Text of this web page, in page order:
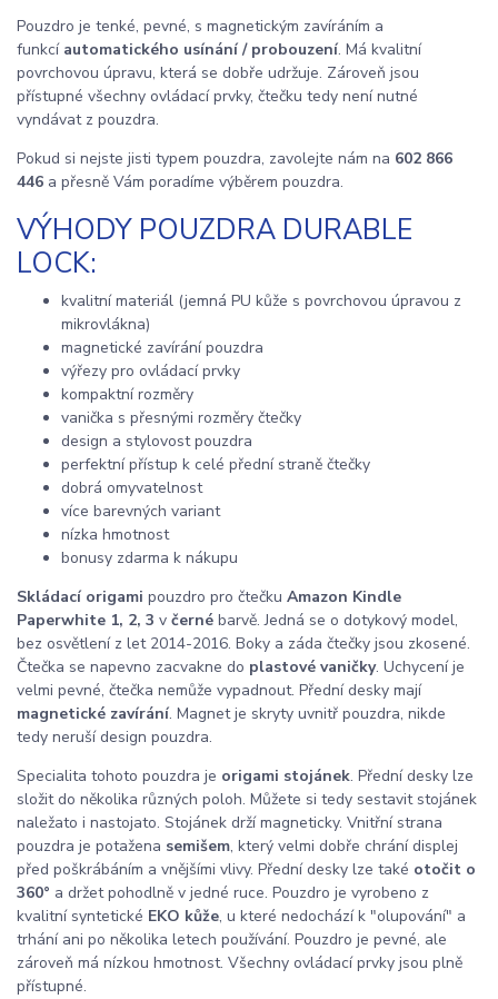
Pouzdro je tenké, pevné, s magnetickým zavíráním a
funkcí automatického usínání / probouzení. Má kvalitní
povrchovou úpravu, která se dobře udržuje. Zároveň jsou
přístupné všechny ovládací prvky, čtečku tedy není nutné
vyndávat z pouzdra.
Pokud si nejste jisti typem pouzdra, zavolejte nám na 602 866
446 a přesně Vám poradíme výběrem pouzdra.
VÝHODY POUZDRA DURABLE
LOCK:
kvalitní materiál (jemná PU kůže s povrchovou úpravou z
mikrovlákna)
magnetické zavírání pouzdra
výřezy pro ovládací prvky
kompaktní rozměry
vanička s přesnými rozměry čtečky
design a stylovost pouzdra
perfektní přístup k celé přední straně čtečky
dobrá omyvatelnost
více barevných variant
nízka hmotnost
bonusy zdarma k nákupu
Skládací origami pouzdro pro čtečku Amazon Kindle
Paperwhite 1, 2, 3 v černé barvě. Jedná se o dotykový model,
bez osvětlení z let 2014-2016. Boky a záda čtečky jsou zkosené.
Čtečka se napevno zacvakne do plastové vaničky. Uchycení je
velmi pevné, čtečka nemůže vypadnout. Přední desky mají
magnetické zavírání. Magnet je skryty uvnitř pouzdra, nikde
tedy neruší design pouzdra.
Specialita tohoto pouzdra je origami stojánek. Přední desky lze
složit do několika různých poloh. Můžete si tedy sestavit stojánek
naležato i nastojato. Stojánek drží magneticky. Vnitřní strana
pouzdra je potažena semišem, který velmi dobře chrání displej
před poškrábáním a vnějšími vlivy. Přední desky lze také otočit o
360° a držet pohodlně v jedné ruce. Pouzdro je vyrobeno z
kvalitní syntetické EKO kůže, u které nedochází k "olupování" a
trhání ani po několika letech používání. Pouzdro je pevné, ale
zároveň má nízkou hmotnost. Všechny ovládací prvky jsou plně
přístupné.